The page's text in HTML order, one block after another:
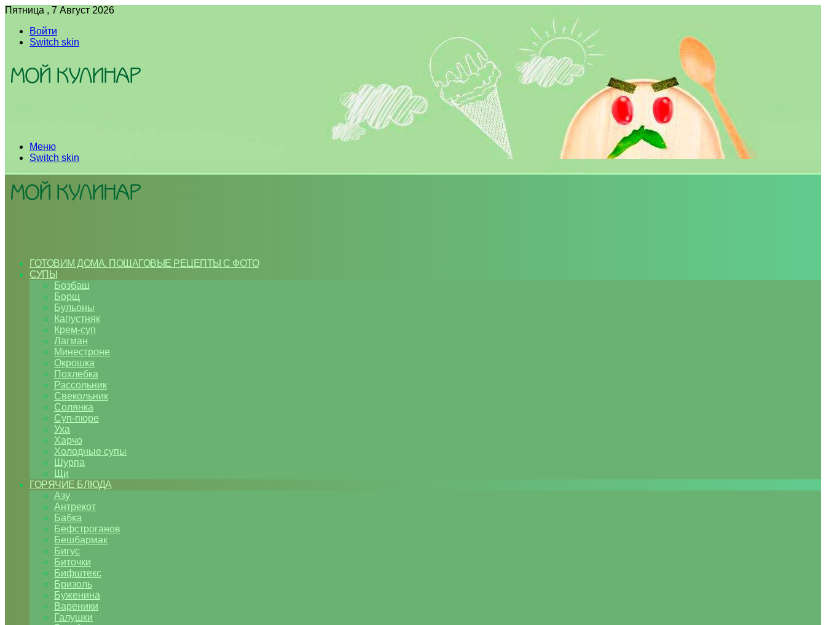
Пятница , 7 Август 2026
Войти
Switch skin
Меню
Switch skin
ГОТОВИМ ДОМА. ПОШАГОВЫЕ РЕЦЕПТЫ С ФОТО
СУПЫ
Бозбаш
Борщ
Бульоны
Капустняк
Крем-суп
Лагман
Минестроне
Окрошка
Похлебка
Рассольник
Свекольник
Солянка
Суп-пюре
Уха
Харчо
Холодные супы
Шурпа
Щи
ГОРЯЧИЕ БЛЮДА
Азу
Антрекот
Бабка
Бефстроганов
Бешбармак
Бигус
Биточки
Бифштекс
Бризоль
Буженина
Вареники
Галушки